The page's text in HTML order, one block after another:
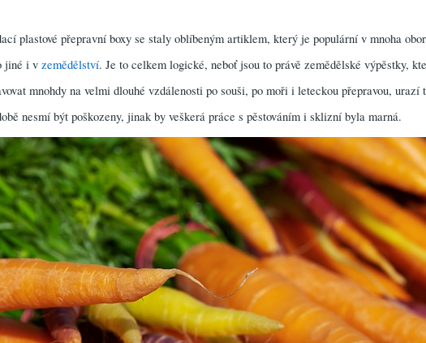
plastové přepravní boxy se staly oblíbeným artiklem, který je populární v mnoha
jiné i v zemědělství. Je to celkem logické, neboť jsou to právě zemědělské výpěstky,
mnohdy na velmi dlouhé vzdálenosti po souši, po moři i leteckou přepravou,
nesmí být poškozeny, jinak by veškerá práce s pěstováním i sklizní byla marná.